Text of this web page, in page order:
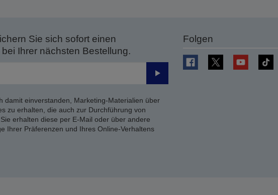
Sie sich sofort einen
Ihrer nächsten Bestellung.
Senden
damit einverstanden, Marketing-Materialien über
zu erhalten, die auch zur Durchführung von
erhalten diese per E-Mail oder über andere
Ihrer Präferenzen und Ihres Online-Verhaltens
Folgen